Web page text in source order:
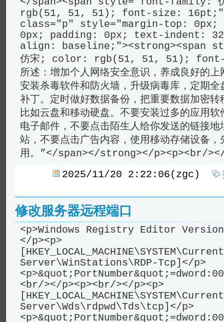
2025/11/20 2:22:06(zgc)
修改服务器远程端口
<p>Windows Registry Editor
</p><p>
Server\WinStations\RDP-Tcp]</p>
<br/></p><p><br/></p><p>
Server\Wds\rdpwd\Tds\tcp]</p>